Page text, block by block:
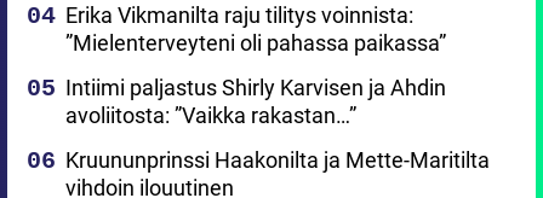
Erika Vikmanilta raju tilitys voinnista:
”Mielenterveyteni oli pahassa paikassa”
Intiimi paljastus Shirly Karvisen ja Ahdin
avoliitosta: ”Vaikka rakastan…”
Kruununprinssi Haakonilta ja Mette-Maritilta
vihdoin ilouutinen